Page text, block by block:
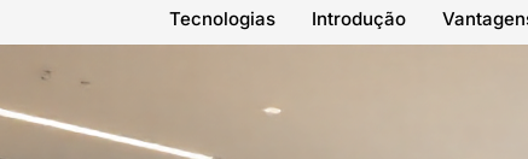
Tecnologias Introdução